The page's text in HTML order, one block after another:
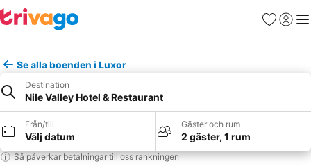
Favoriter
Logga
Se alla boenden i Luxor
Destination
Nile Valley Hotel & Restaurant
Från/till
Välj datum
Gäster och rum
2 gäster, 1 rum
Så påverkar betalningar till oss rankningen